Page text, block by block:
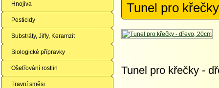
Hnojiva
Pesticidy
Substráty, Jiffy, Keramzit
Biologické přípravky
Ošetřování rostlin
Travní směsi
Tunel pro
Tunel pro křečky -